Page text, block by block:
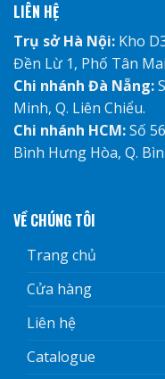
LIÊN HỆ
Trụ sở Hà Nội: Kho
Đền Lừ 1, Phố Tân
Chi nhánh Đà Nẵng:
Minh, Q. Liên Chiểu.
Chi nhánh HCM:Số
Bình Hưng Hòa, Q.
VỀ CHÚNG TÔI
Trang chủ
Cửa hàng
Liên hệ
Catalogue